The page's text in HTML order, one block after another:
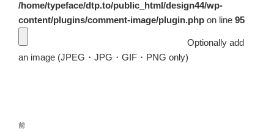
/home/typeface/dtp.to/public_html/design44/wp-
content/plugins/comment-image/plugin.php on line 95
Optionally add
an image (JPEG・JPG・GIF・PNG only)
投
前
前